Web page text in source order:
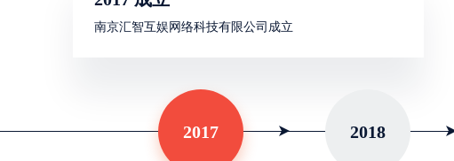
南京汇智互娱网络科技有限公司成立
2017 2018